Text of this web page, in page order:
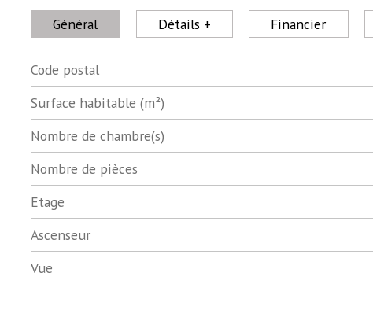
Général Détails + Financier
Label
Code postal
Surface habitable (m²)
Nombre de chambre(s)
Nombre de pièces
Etage
Ascenseur
Vue